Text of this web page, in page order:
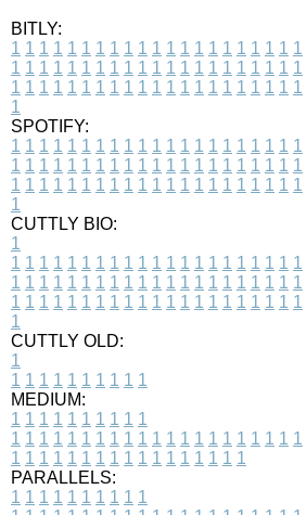
BITLY:
1 1 1 1 1 1 1 1 1 1 1 1 1 1 1 1 1 1 1 1 1
1 1 1 1 1 1 1 1 1 1 1 1 1 1 1 1 1 1 1 1 1
1 1 1 1 1 1 1 1 1 1 1 1 1 1 1 1 1 1 1 1 1
1
SPOTIFY:
1 1 1 1 1 1 1 1 1 1 1 1 1 1 1 1 1 1 1 1 1
1 1 1 1 1 1 1 1 1 1 1 1 1 1 1 1 1 1 1 1 1
1 1 1 1 1 1 1 1 1 1 1 1 1 1 1 1 1 1 1 1 1
1
CUTTLY BIO:
1
1 1 1 1 1 1 1 1 1 1 1 1 1 1 1 1 1 1 1 1 1
1 1 1 1 1 1 1 1 1 1 1 1 1 1 1 1 1 1 1 1 1
1 1 1 1 1 1 1 1 1 1 1 1 1 1 1 1 1 1 1 1 1
1
CUTTLY OLD:
1
1 1 1 1 1 1 1 1 1 1
MEDIUM:
1 1 1 1 1 1 1 1 1 1
1 1 1 1 1 1 1 1 1 1 1 1 1 1 1 1 1 1 1 1 1
1 1 1 1 1 1 1 1 1 1 1 1 1 1 1 1 1
PARALLELS:
1 1 1 1 1 1 1 1 1 1